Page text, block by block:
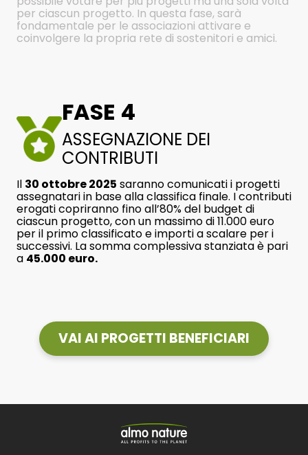
per ciascun progetto. In questa fase, sarà
fondamentale per le associazioni attivare e
coinvolgere la propria rete di sostenitori e amici.
FASE 4
ASSEGNAZIONE DEI
CONTRIBUTI
Il 30 ottobre 2025 saranno comunicati i progetti
assegnatari in base alla classifica finale. I contributi
erogati copriranno fino all’80% del budget di
ciascun progetto, con un massimo di 11.000 euro
per il primo classificato e importi a scalare per i
successivi. La somma complessiva stanziata è pari
a 45.000 euro.
VAI AI PROGETTI BENEFICIARI